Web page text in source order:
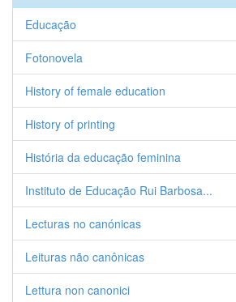
Educação
Fotonovela
History of female education
History of printing
História da educação feminina
Instituto de Educação Rui Barbosa...
Lecturas no canónicas
Leituras não canônicas
Lettura non canonici